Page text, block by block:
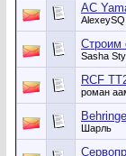
АС
AlexeySQ
Строим
Sasha
RCF
роман
Шарль